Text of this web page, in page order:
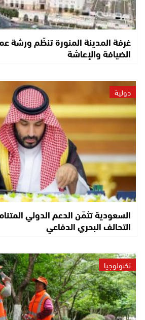
غرفة المدينة المنورة تنظّم ورشة
الضيافة والإعاشة
دولية
السعودية تثمّن الدعم الدولي
التحالف البحري الدفاعي
تكنولوجيا